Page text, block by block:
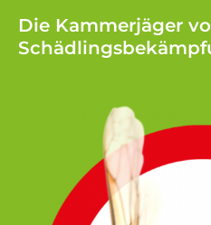
Die Kammerjäger